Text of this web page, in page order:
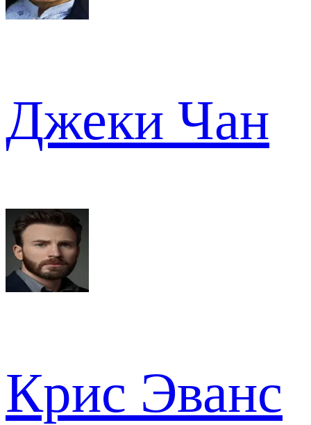
Джеки Чан
Крис Эванс